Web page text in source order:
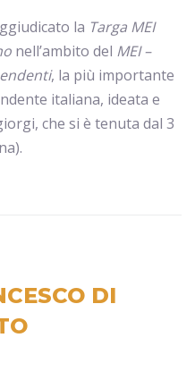
la Targa MEI
nell’ambito del MEI –
, la più importante
italiana, ideata e
che si è tenuta dal 3
DI